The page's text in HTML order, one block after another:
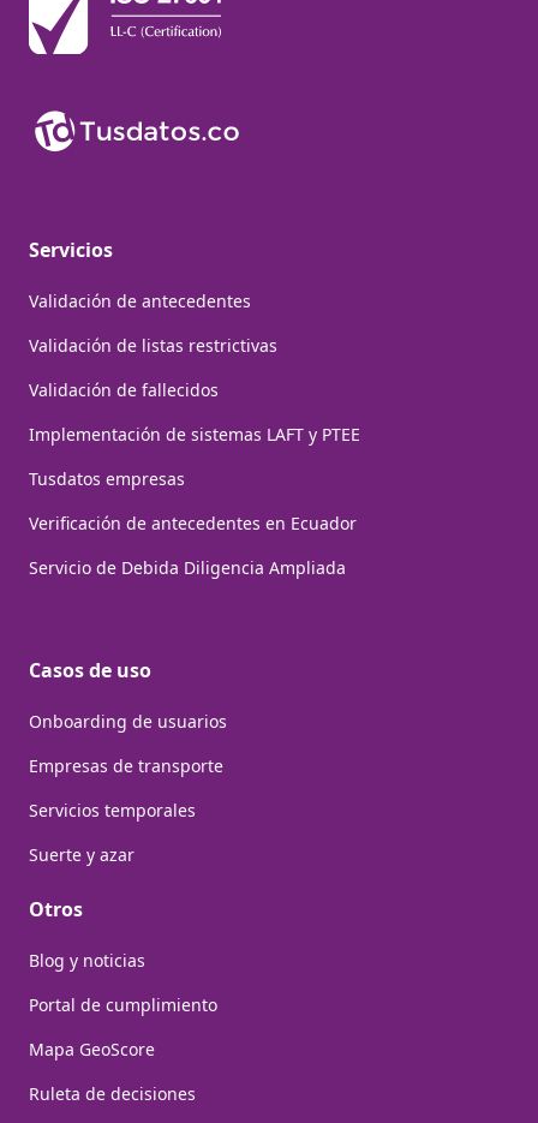
Servicios
Validación de antecedentes
Validación de listas restrictivas
Validación de fallecidos
Implementación de sistemas LAFT y PTEE
Tusdatos empresas
Verificación de antecedentes en Ecuador
Servicio de Debida Diligencia Ampliada
Casos de uso
Onboarding de usuarios
Empresas de transporte
Servicios temporales
Suerte y azar
Otros
Blog y noticias
Portal de cumplimiento
Mapa GeoScore
Ruleta de decisiones